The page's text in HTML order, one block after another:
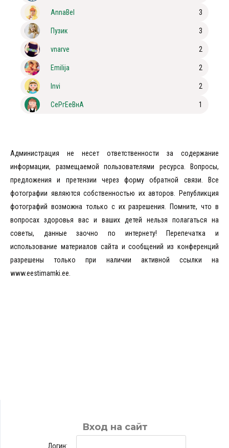
AnnaBel 3
Пузик 3
vnarve 2
Emilija 2
Invi 2
СеРгЕеВнА 1
Администрация не несет ответственности за содержание
информации, размещаемой пользователями ресурса. Вопросы,
предложения и претензии через форму обратной связи. Все
фотографии являются собственностью их авторов. Републикция
фотографий возможна только с их разрешения. Помните, что в
вопросах здоровья вас и ваших детей нельзя полагаться на
советы, данные заочно по интернету! Перепечатка и
использование материалов сайта и сообщений из конференций
разрешены только при наличии активной ссылки на
www.eestimamki.ee.
Вход на сайт
Логин: